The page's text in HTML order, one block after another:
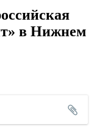
в Нижнем